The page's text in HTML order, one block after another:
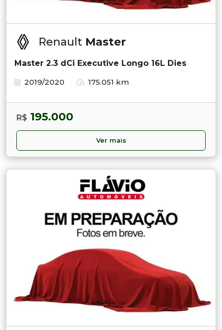
Renault Master
Master 2.3 dCi Executive Longo 16L Dies
2019/2020
175.051 km
R$ 195.000
Ver mais